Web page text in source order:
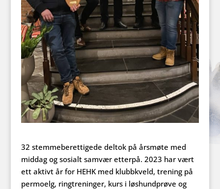
32 stemmeberettigede deltok på årsmøte med
middag og sosialt samvær etterpå. 2023 har vært
ett aktivt år for HEHK med klubbkveld, trening på
permoelg, ringtreninger, kurs i løshundprøve og